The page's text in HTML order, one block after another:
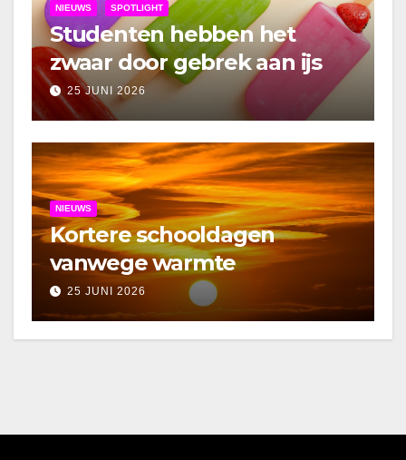
NIEUWS SPOTLIGHT
Studenten hebben het
zwaar door gebrek aan ijs
25 JUNI 2026
NIEUWS
Kortere schooldagen
vanwege warmte
25 JUNI 2026